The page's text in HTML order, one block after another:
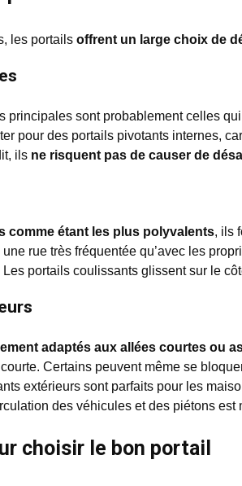
les portails offrent un large choix de
principales sont probablement celles
pour des portails pivotants internes,
ils ne risquent pas de causer de
comme étant les plus polyvalents, ils
rue très fréquentée qu’avec les
portails coulissants glissent sur le
adaptés aux allées courtes ou
Certains peuvent même se
extérieurs sont parfaits pour les
des véhicules et des piétons est
choisir le bon portail